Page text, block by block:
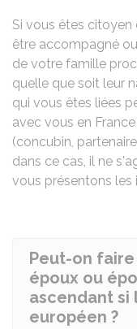
Si vous êtes citoyen
être accompagné
de votre famille
quelle que soit leur
qui vous êtes liées
avec vous en
(concubin,
dans ce cas, il ne
vous présentons les
Peut-on faire
époux ou
ascendant si
européen ?